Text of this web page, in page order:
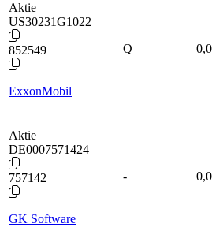
Aktie
US30231G1022
852549
ExxonMobil
Q
Aktie
DE0007571424
757142
GK Software
-